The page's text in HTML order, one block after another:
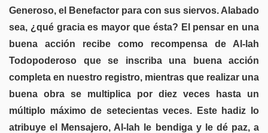
Generoso, el Benefactor para con sus siervos. Alabado
sea, ¿qué gracia es mayor que ésta? El pensar en una
buena acción recibe como recompensa de Al-lah
Todopoderoso que se inscriba una buena acción
completa en nuestro registro, mientras que realizar una
buena obra se multiplica por diez veces hasta un
múltiplo máximo de setecientas veces. Este hadiz lo
atribuye el Mensajero, Al-lah le bendiga y le dé paz, a